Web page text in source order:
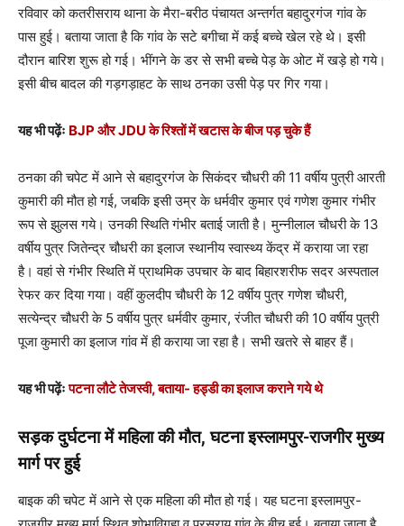
रविवार को कतरीसराय थाना के मैरा-बरीठ पंचायत अन्तर्गत बहादुरगंज गांव के
पास हुई। बताया जाता है कि गांव के सटे बगीचा में कई बच्चे खेल रहे थे। इसी
दौरान बारिश शुरू हो गई। भींगने के डर से सभी बच्चे पेड़ के ओट में खड़े हो गये।
इसी बीच बादल की गड़गड़ाहट के साथ ठनका उसी पेड़ पर गिर गया।
यह भी पढ़ेंः BJP और JDU के रिश्तों में खटास के बीज पड़ चुके हैं
ठनका की चपेट में आने से बहादुरगंज के सिकंदर चौधरी की 11 वर्षीय पुत्री आरती
कुमारी की मौत हो गई, जबकि इसी उम्र के धर्मवीर कुमार एवं गणेश कुमार गंभीर
रूप से झुलस गये। उनकी स्थिति गंभीर बताई जाती है। मुन्नीलाल चौधरी के 13
वर्षीय पुत्र जितेन्द्र चौधरी का इलाज स्थानीय स्वास्थ्य केंद्र में कराया जा रहा
है। वहां से गंभीर स्थिति में प्राथमिक उपचार के बाद बिहारशरीफ सदर अस्पताल
रेफर कर दिया गया। वहीं कुलदीप चौधरी के 12 वर्षीय पुत्र गणेश चौधरी,
सत्येन्द्र चौधरी के 5 वर्षीय पुत्र धर्मवीर कुमार, रंजीत चौधरी की 10 वर्षीय पुत्री
पूजा कुमारी का इलाज गांव में ही कराया जा रहा है। सभी खतरे से बाहर हैं।
यह भी पढ़ेंःपटना लौटे तेजस्वी, बताया- हड्डी का इलाज कराने गये थे
सड़क दुर्घटना में महिला की मौत, घटना इस्लामपुर-राजगीर मुख्य
मार्ग पर हुई
बाइक की चपेट में आने से एक महिला की मौत हो गई। यह घटना इस्लामपुर-